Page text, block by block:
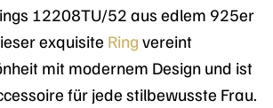
12208TU/52 aus edlem 925er
exquisite Ring vereint
mit modernem Design und ist
für jede stilbewusste Frau.